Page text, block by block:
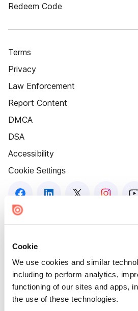
Cookie
We use cookies and similar
including to perform analytics,
functioning of our sites and apps,
the use of these technologies.
Redeem Code
Terms
Privacy
Law Enforcement
Report Content
DMCA
DSA
Accessibility
Cookie Settings